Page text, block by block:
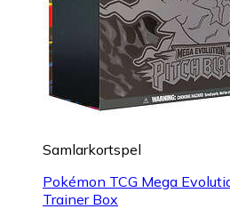
Samlarkortspel
Pokémon TCG Mega
Trainer Box